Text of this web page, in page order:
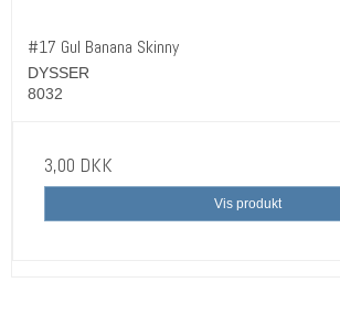
#17 Gul Banana Skinny
DYSSER
8032
3,00 DKK
Vis produkt